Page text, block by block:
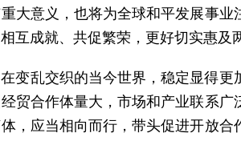
大意义，也将为全球和平发展事
互成就、共促繁荣，更好切实惠及
变乱交织的当今世界，稳定显得
贸合作体量大，市场和产业联系
，应当相向而行，带头促进开放